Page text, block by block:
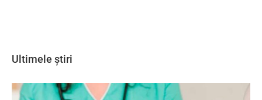
Ultimele știri